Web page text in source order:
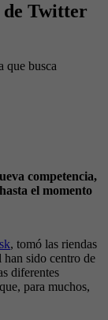
de Twitter
que busca
competencia,
el momento
k, tomó las riendas
sido centro de
diferentes
para muchos,